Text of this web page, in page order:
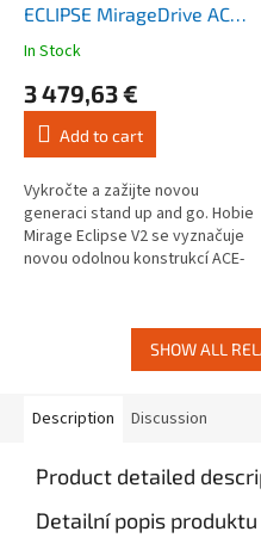
ECLIPSE MirageDrive ACE-
TEC 11.5
The
product
rating
out
of
5
stars.
In Stock
3 479,63 €
Add to cart
Vykročte a zažijte novou
generaci stand up and go. Hobie
Mirage Eclipse V2 se vyznačuje
novou odolnou konstrukcí ACE-
SHOW ALL
Description Discussion
Product detailed
Detailní popis produktu